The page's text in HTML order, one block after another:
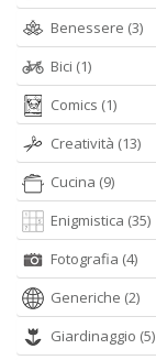
Benessere (3)
Bici (1)
Comics (1)
Creatività (13)
Cucina (9)
Enigmistica (35)
Fotografia (4)
Generiche (2)
Giardinaggio (5)